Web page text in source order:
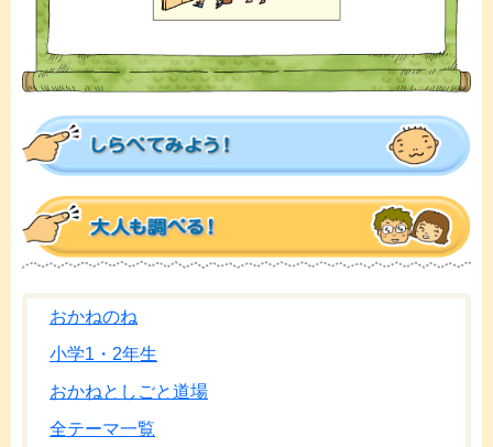
おかねのね
小学1・2年生
おかねとしごと道場
全テーマ一覧